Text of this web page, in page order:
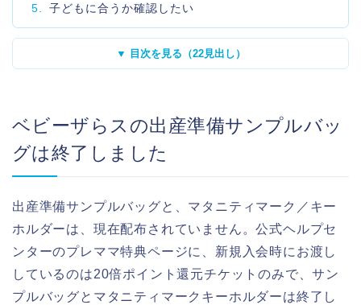
5.
子どもに合うか確認したい
▼ 目次を見る（22見出し）
ベビーザらスの出産準備サンプルバッ
グは終了しました
出産準備サンプルバッグと、マタニティマーク／キー
ホルダーは、現在配布されていません。公式ヘルプセ
ンターのプレママ特典ページに、新規入会時にお渡し
しているのは20倍ポイント還元チケットのみで、サン
プルバッグとマタニティマークキーホルダーは終了し